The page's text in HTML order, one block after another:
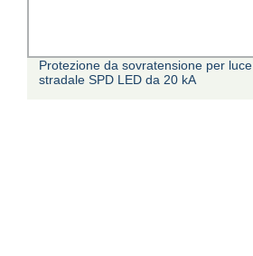
Protezione da sovratensione per luce
stradale SPD LED da 20 kA